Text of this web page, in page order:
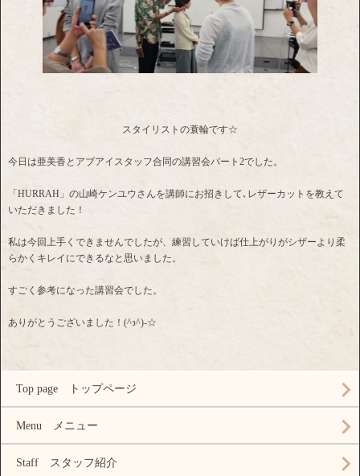
スタイリストの蓑輪です☆
今日は亜美香とアブアイスタッフ合同の講習会パート2でした。
「HURRAH」の山崎ケンユウさんを講師にお招きして､レザーカットを教えて
いただきました！
私は今回上手くできませんでしたが、練習していけば仕上がりがシザーより柔
らかくキレイにできるなと思いました。
すごく参考になった講習会でした。
ありがとうございました！(^з^)-☆
Top page トップページ
Menu メニュー
Staff スタッフ紹介